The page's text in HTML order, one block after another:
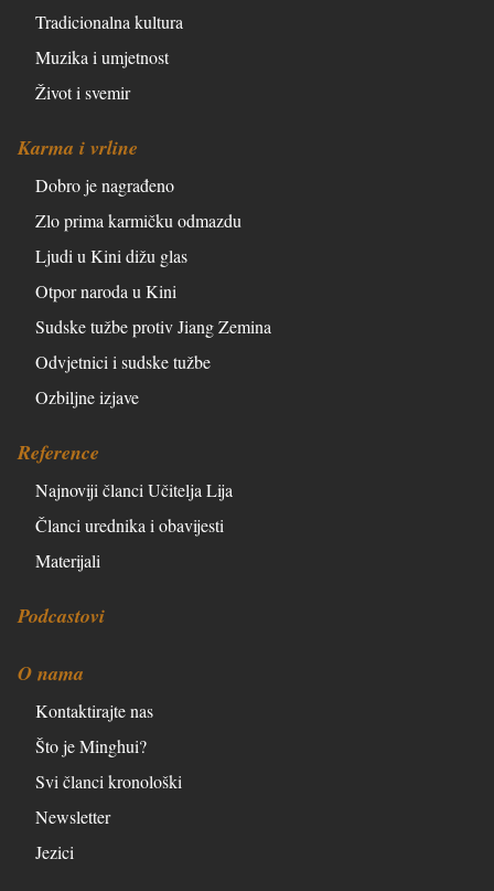
Tradicionalna kultura
Muzika i umjetnost
Život i svemir
Karma i vrline
Dobro je nagrađeno
Zlo prima karmičku odmazdu
Ljudi u Kini dižu glas
Otpor naroda u Kini
Sudske tužbe protiv Jiang Zemina
Odvjetnici i sudske tužbe
Ozbiljne izjave
Reference
Najnoviji članci Učitelja Lija
Članci urednika i obavijesti
Materijali
Podcastovi
O nama
Kontaktirajte nas
Što je Minghui?
Svi članci kronološki
Newsletter
Jezici